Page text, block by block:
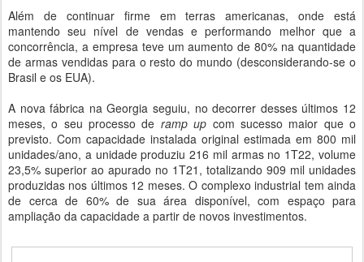
Além de continuar firme em terras americanas, onde está
mantendo seu nível de vendas e performando melhor que a
concorrência, a empresa teve um aumento de 80% na quantidade
de armas vendidas para o resto do mundo (desconsiderando-se o
Brasil e os EUA).
A nova fábrica na Georgia seguiu, no decorrer desses últimos 12
meses, o seu processo de ramp up com sucesso maior que o
previsto. Com capacidade instalada original estimada em 800 mil
unidades/ano, a unidade produziu 216 mil armas no 1T22, volume
23,5% superior ao apurado no 1T21, totalizando 909 mil unidades
produzidas nos últimos 12 meses. O complexo industrial tem ainda
de cerca de 60% de sua área disponível, com espaço para
ampliação da capacidade a partir de novos investimentos.